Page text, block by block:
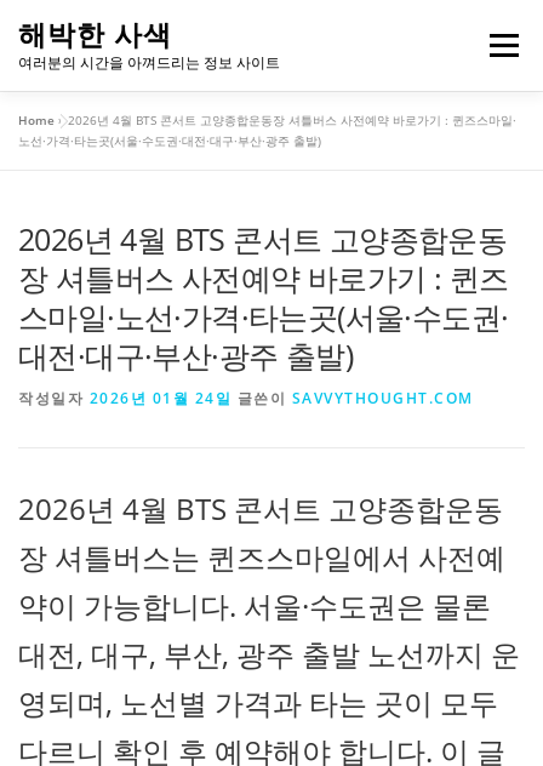
로
해박한 사색
여러분의 시간을 아껴드리는 정보 사이트
메뉴
개인정보처리방침 이용약관
Home »2026년 4월 BTS 콘서트 고양종합운동장 셔틀버스 사전예약 바로가기 : 퀸즈스마일·
노선·가격·타는곳(서울·수도권·대전·대구·부산·광주 출발)
2026년 4월 BTS 콘서트 고양종합운동
장 셔틀버스 사전예약 바로가기 : 퀸즈
스마일·노선·가격·타는곳(서울·수도권·
대전·대구·부산·광주 출발)
작성일자 2026년 01월 24일 글쓴이 SAVVYTHOUGHT.COM
2026년 4월 BTS 콘서트 고양종합운동
장 셔틀버스는 퀸즈스마일에서 사전예
약이 가능합니다. 서울·수도권은 물론
대전, 대구, 부산, 광주 출발 노선까지 운
영되며, 노선별 가격과 타는 곳이 모두
다르니 확인 후 예약해야 합니다. 이 글